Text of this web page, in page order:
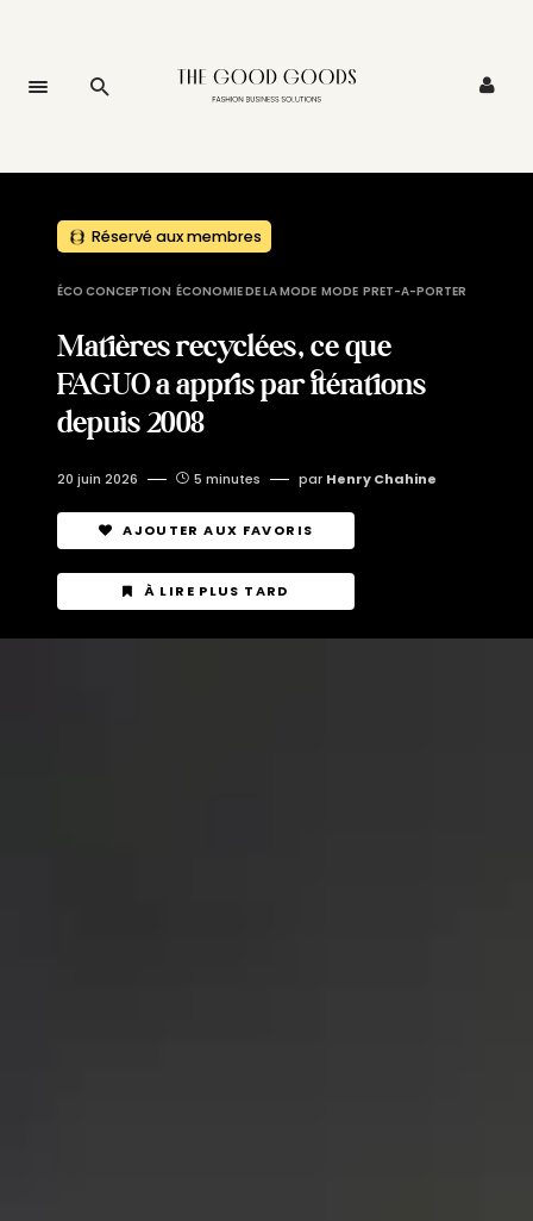
Réservé aux membres
ÉCO CONCEPTION ÉCONOMIE DE LA MODE MODE PRET-A-PORTER
Matières recyclées, ce que
FAGUO a appris par itérations
depuis 2008
20 juin 2026 5 minutes par Henry Chahine
AJOUTER AUX FAVORIS
À LIRE PLUS TARD